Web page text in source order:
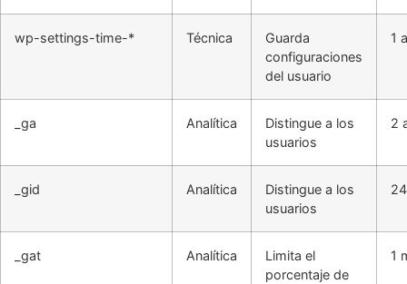
wp-settings-time-* Técnica
Guarda
configuraciones
del usuario
1
_ga Analítica
Distingue a los
usuarios
2
_gid Analítica
Distingue a los
usuarios
_gat Analítica
Limita el
porcentaje de
1